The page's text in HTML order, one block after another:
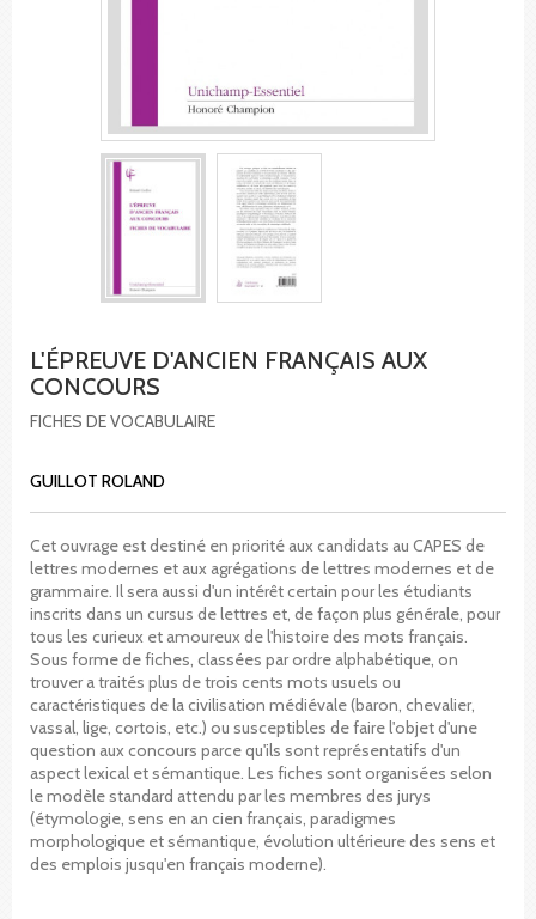
L'ÉPREUVE D'ANCIEN FRANÇAIS AUX
CONCOURS
FICHES DE VOCABULAIRE
GUILLOT ROLAND
Cet ouvrage est destiné en priorité aux candidats au CAPES de
lettres modernes et aux agrégations de lettres modernes et de
grammaire. Il sera aussi d'un intérêt certain pour les étudiants
inscrits dans un cursus de lettres et, de façon plus générale, pour
tous les curieux et amoureux de l'histoire des mots français.
Sous forme de fiches, classées par ordre alphabétique, on
trouver a traités plus de trois cents mots usuels ou
caractéristiques de la civilisation médiévale (baron, chevalier,
vassal, lige, cortois, etc.) ou susceptibles de faire l'objet d'une
question aux concours parce qu'ils sont représentatifs d'un
aspect lexical et sémantique. Les fiches sont organisées selon
le modèle standard attendu par les membres des jurys
(étymologie, sens en an cien français, paradigmes
morphologique et sémantique, évolution ultérieure des sens et
des emplois jusqu'en français moderne).